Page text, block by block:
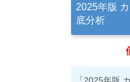
2025年版
底分析
「2025年版